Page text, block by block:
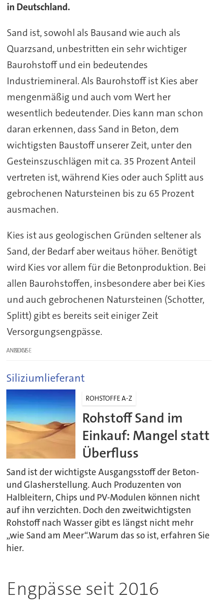
in Deutschland.
Sand ist, sowohl als Bausand wie auch als
Quarzsand, unbestritten ein sehr wichtiger
Baurohstoff und ein bedeutendes
Industriemineral. Als Baurohstoff ist Kies aber
mengenmäßig und auch vom Wert her
wesentlich bedeutender. Dies kann man schon
daran erkennen, dass Sand in Beton, dem
wichtigsten Baustoff unserer Zeit, unter den
Gesteinszuschlägen mit ca. 35 Prozent Anteil
vertreten ist, während Kies oder auch Splitt aus
gebrochenen Natursteinen bis zu 65 Prozent
ausmachen.
Kies ist aus geologischen Gründen seltener als
Sand, der Bedarf aber weitaus höher. Benötigt
wird Kies vor allem für die Betonproduktion. Bei
allen Baurohstoffen, insbesondere aber bei Kies
und auch gebrochenen Natursteinen (Schotter,
Splitt) gibt es bereits seit einiger Zeit
Versorgungsengpässe.
ANZEIGE
Siliziumlieferant
ROHSTOFFE A-Z
Rohstoff Sand im
Einkauf: Mangel statt
Überfluss
Sand ist der wichtigste Ausgangsstoff der Beton-
und Glasherstellung. Auch Produzenten von
Halbleitern, Chips und PV-Modulen können nicht
auf ihn verzichten. Doch den zweitwichtigsten
Rohstoff nach Wasser gibt es längst nicht mehr
„wie Sand am Meer“.Warum das so ist, erfahren Sie
hier.
Engpässe seit 2016